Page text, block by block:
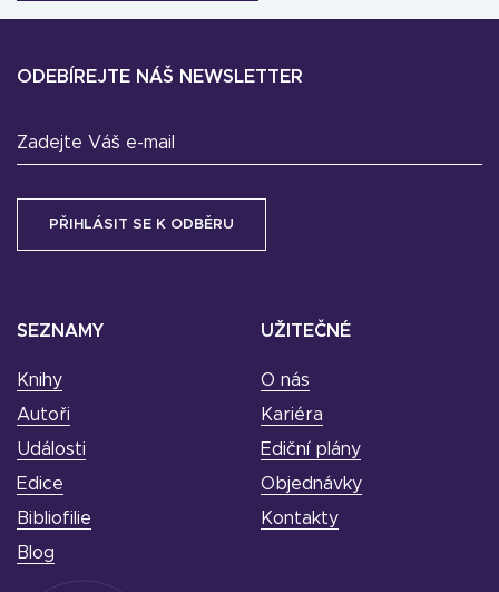
SEZNAMY
Knihy
Autoři
Události
Edice
Bibliofilie
Blog
UŽITEČNÉ
O nás
Kariéra
Ediční plány
Objednávky
Kontakty
ODEBÍREJTE NÁŠ NEWSLETTER
Zadejte Váš e-mail